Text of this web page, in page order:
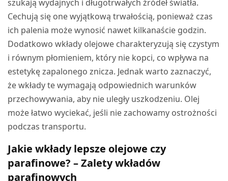
szukają wydajnych i długotrwałych źródeł światła.
Cechują się one wyjątkową trwałością, ponieważ czas
ich palenia może wynosić nawet kilkanaście godzin.
Dodatkowo wkłady olejowe charakteryzują się czystym
i równym płomieniem, który nie kopci, co wpływa na
estetykę zapalonego znicza. Jednak warto zaznaczyć,
że wkłady te wymagają odpowiednich warunków
przechowywania, aby nie uległy uszkodzeniu. Olej
może łatwo wyciekać, jeśli nie zachowamy ostrożności
podczas transportu.
Jakie wkłady lepsze olejowe czy
parafinowe? – Zalety wkładów
parafinowych